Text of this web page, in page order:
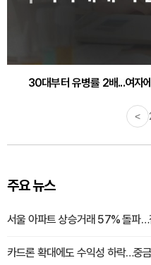
감기·독감 예방하고 면역
<
주요 뉴스
서울 아파트 상승거래 57% 돌파…
카드론 확대에도 수익성 하락…중